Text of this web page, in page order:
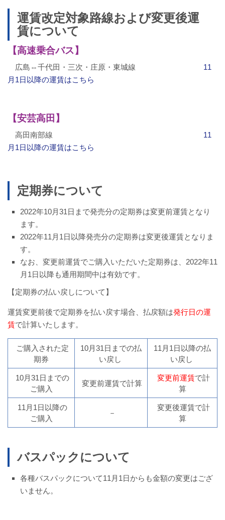
備北交通の歴史（アルバム）
お問い合わせ
運賃改定対象路線および変更後運
賃について
【高速乗合バス】
広島⇔千代田・三次・庄原・東城線 11
月1日以降の運賃はこちら
【安芸高田】
高田南部線 11
月1日以降の運賃はこちら
定期券について
2022年10月31日まで発売分の定期券は変更前運賃となり
ます。
2022年11月1日以降発売分の定期券は変更後運賃となりま
す。
なお、変更前運賃でご購入いただいた定期券は、2022年11
月1日以降も通用期間中は有効です。
【定期券の払い戻しについて】
運賃変更前後で定期券を払い戻す場合、払戻額は発行日の運
賃で計算いたします。
ご購入された定
期券
10月31日までの払
い戻し
11月1日以降の払
い戻し
10月31日までの
ご購入
変更前運賃で計算
変更前運賃で計
算
11月1日以降の
ご購入
－
変更後運賃で計
算
バスパックについて
各種バスパックについて11月1日からも金額の変更はござ
いません。